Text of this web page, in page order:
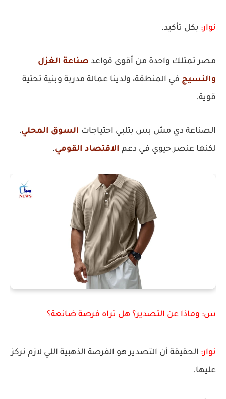
نوار: بكل تأكيد.
مصر تمتلك واحدة من أقوى قواعد صناعة الغزل
والنسيج في المنطقة، ولدينا عمالة مدربة وبنية تحتية
قوية.
الصناعة دي مش بس بتلبي احتياجات السوق المحلي،
لكنها عنصر حيوي في دعم الاقتصاد القومي.
س: وماذا عن التصدير؟ هل تراه فرصة ضائعة؟
نوار: الحقيقة أن التصدير هو الفرصة الذهبية اللي لازم نركز
عليها.